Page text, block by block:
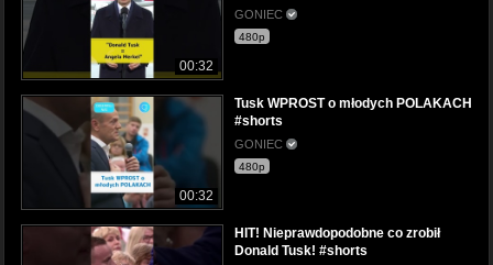
00:32
GONIEC
480p
00:32
Tusk WPROST o młodych POLAKACH
#shorts
GONIEC
480p
HIT! Nieprawdopodobne co zrobił
Donald Tusk! #shorts